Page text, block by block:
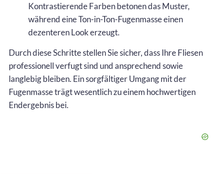
Kontrastierende Farben betonen das Muster,
während eine Ton-in-Ton-Fugenmasse einen
dezenteren Look erzeugt.
Durch diese Schritte stellen Sie sicher, dass Ihre Fliesen
professionell verfugt sind und ansprechend sowie
langlebig bleiben. Ein sorgfältiger Umgang mit der
Fugenmasse trägt wesentlich zu einem hochwertigen
Endergebnis bei.